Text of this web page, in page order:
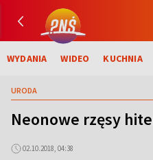
WYDANIA WIDEO KUCHNIA
URODA
Neonowe rzęsy
02.10.2018, 04:38